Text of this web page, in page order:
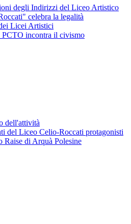
degli Indirizzi del Liceo Artistico
celebra la legalità
Licei Artistici
PCTO incontra il civismo
dell'attività
del Liceo Celio-Roccati protagonisti
Raise di Arquà Polesine